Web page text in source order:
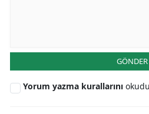
GÖNDER
Yorum yazma kurallarını